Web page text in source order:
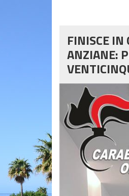
FINISCE IN
ANZIANE: